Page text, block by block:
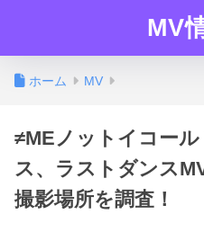
MV
ホーム MV
≠MEノットイコー
ス、ラストダンス
撮影場所を調査！